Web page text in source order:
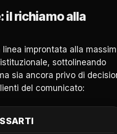
il richiamo alla
linea improntata alla
sottolineando
sia ancora privo di
del comunicato: